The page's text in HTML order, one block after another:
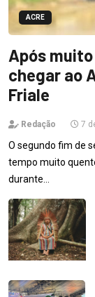
ACRE
Após
chegar ao
Friale
Redação 7
O segundo fim de
tempo muito
durante…